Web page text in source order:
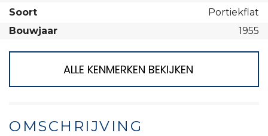
Soort
Portiekflat
Bouwjaar
1955
ALLE KENMERKEN BEKIJKEN
OMSCHRIJVING